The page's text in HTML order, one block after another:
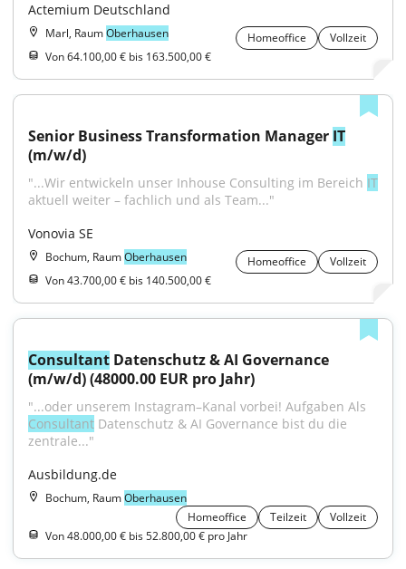
Actemium Deutschland
Marl, RaumOberhausen Homeoffice
Vollzeit
Von 64.100,00 € bis 163.500,00 €
Senior Business Transformation Manager IT
(m/w/d)
"...Wir entwickeln unser Inhouse Consulting im Bereich IT
aktuell weiter – fachlich und als Team..."
Vonovia SE
Bochum, RaumOberhausen Homeoffice
Vollzeit
Von 43.700,00 € bis 140.500,00 €
Consultant Datenschutz & AI Governance
(m/w/d) (48000.00 EUR pro Jahr)
Consultant Datenschutz & AI Governance bist du die
zentrale..."
Ausbildung.de
Bochum, RaumOberhausen
Homeoffice
Teilzeit
Vollzeit
Von 48.000,00 € bis 52.800,00 € pro Jahr